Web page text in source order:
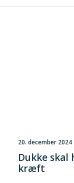
20. december 2024
Dukke
kræft